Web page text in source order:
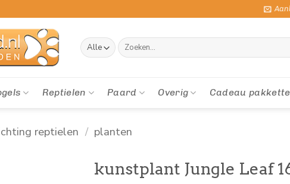
Zoeken
naar:
Reptielen Paard Overig Cadeau
reptielen / planten
kunstplant Jungle Leaf